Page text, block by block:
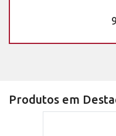
Produtos em